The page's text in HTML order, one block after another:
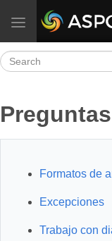
Toggle navigation
Formatos de
Excepciones
Trabajo con